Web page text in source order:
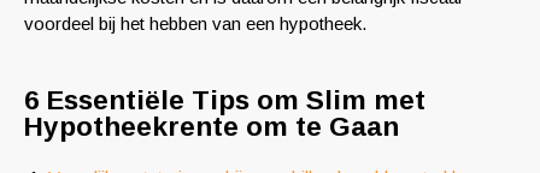
voordeel bij het hebben van een hypotheek.
6 Essentiële Tips om Slim met
Hypotheekrente om te Gaan